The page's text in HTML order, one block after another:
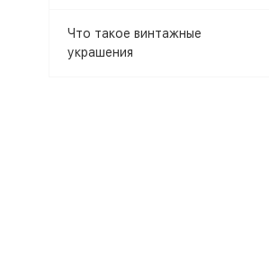
Что такое винтажные
украшения